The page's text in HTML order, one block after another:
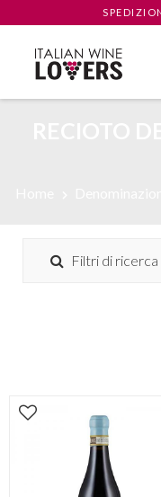
Filtri di ricerca